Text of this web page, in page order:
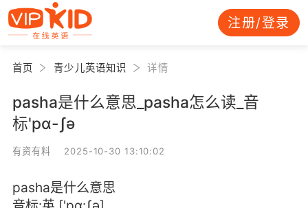
注册/登录
首页 青少儿英语知识 详情
pasha是什么意思_pasha怎么读_音
标'pɑ-ʃә
有资有料 2025-10-30 13:10:02
pasha是什么意思